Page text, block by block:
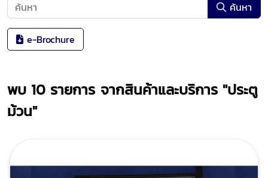
ค้นหา
e-Brochure
พบ 10 รายการ จากสินค้าและบริการ "ประตู
ม้วน"